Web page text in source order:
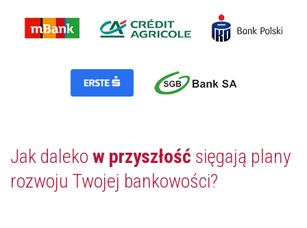
Jak daleko w przyszłość sięgają plany
rozwoju Twojej bankowości?